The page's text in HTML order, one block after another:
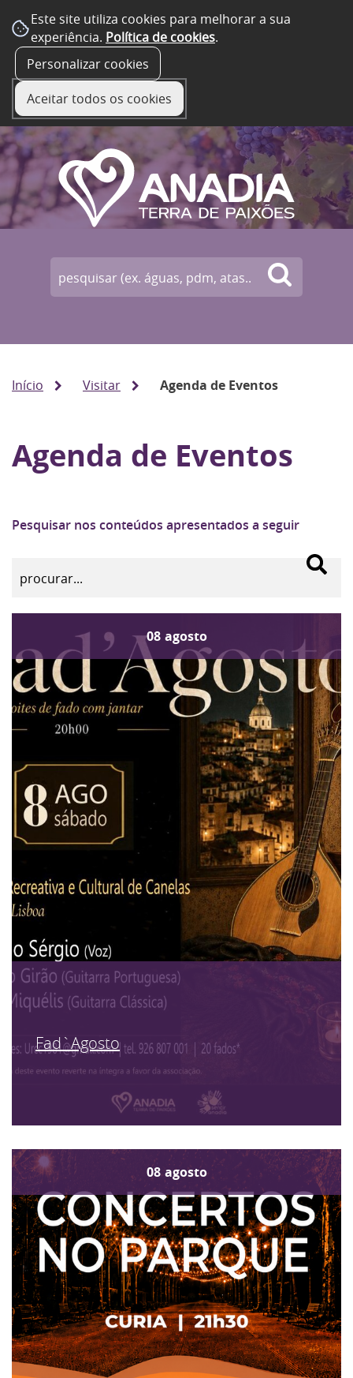
Este site utiliza cookies para melhorar a sua
experiência. Política de cookies.
Personalizar cookies
Aceitar todos os cookies
Início Visitar Agenda de Eventos
Agenda de Eventos
Pesquisar nos conteúdos apresentados a seguir
08 agosto
Fad`Agosto
08 agosto